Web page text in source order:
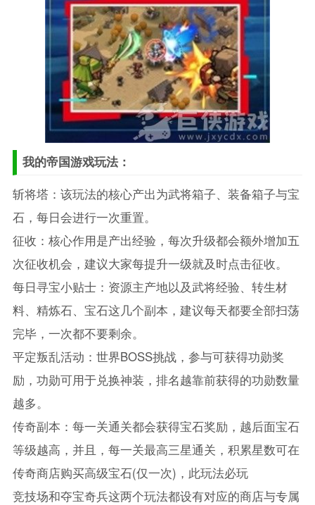
我的帝国游戏玩法：
斩将塔：该玩法的核心产出为武将箱子、装备箱子与宝
石，每日会进行一次重置。
征收：核心作用是产出经验，每次升级都会额外增加五
次征收机会，建议大家每提升一级就及时点击征收。
每日寻宝小贴士：资源主产地以及武将经验、转生材
料、精炼石、宝石这几个副本，建议每天都要全部扫荡
完毕，一次都不要剩余。
平定叛乱活动：世界BOSS挑战，参与可获得功勋奖
励，功勋可用于兑换神装，排名越靠前获得的功勋数量
越多。
传奇副本：每一关通关都会获得宝石奖励，越后面宝石
等级越高，并且，每一关最高三星通关，积累星数可在
传奇商店购买高级宝石(仅一次)，此玩法必玩
竞技场和夺宝奇兵这两个玩法都设有对应的商店与专属